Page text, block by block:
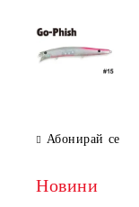
Абонирай се
Новини